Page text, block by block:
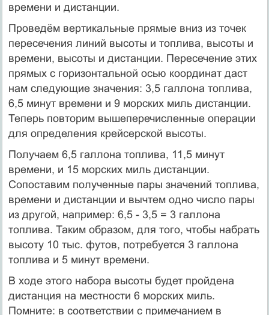
времени и дистанции.
Проведём вертикальные прямые вниз из точек
пересечения линий высоты и топлива, высоты и
времени, высоты и дистанции. Пересечение этих
прямых с горизонтальной осью координат даст
нам следующие значения: 3,5 галлона топлива,
6,5 минут времени и 9 морских миль дистанции.
Теперь повторим вышеперечисленные операции
для определения крейсерской высоты.
Получаем 6,5 галлона топлива, 11,5 минут
времени, и 15 морских миль дистанции.
Сопоставим полученные пары значений топлива,
времени и дистанции и вычтем одно число пары
из другой, например: 6,5 - 3,5 = 3 галлона
топлива. Таким образом, для того, чтобы набрать
высоту 10 тыс. футов, потребуется 3 галлона
топлива и 5 минут времени.
В ходе этого набора высоты будет пройдена
дистанция на местности 6 морских миль.
Помните: в соответствии с примечанием в